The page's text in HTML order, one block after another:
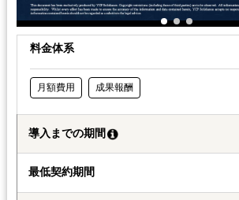
料金体系
月額費用 成果報酬
導入までの期間
最低契約期間